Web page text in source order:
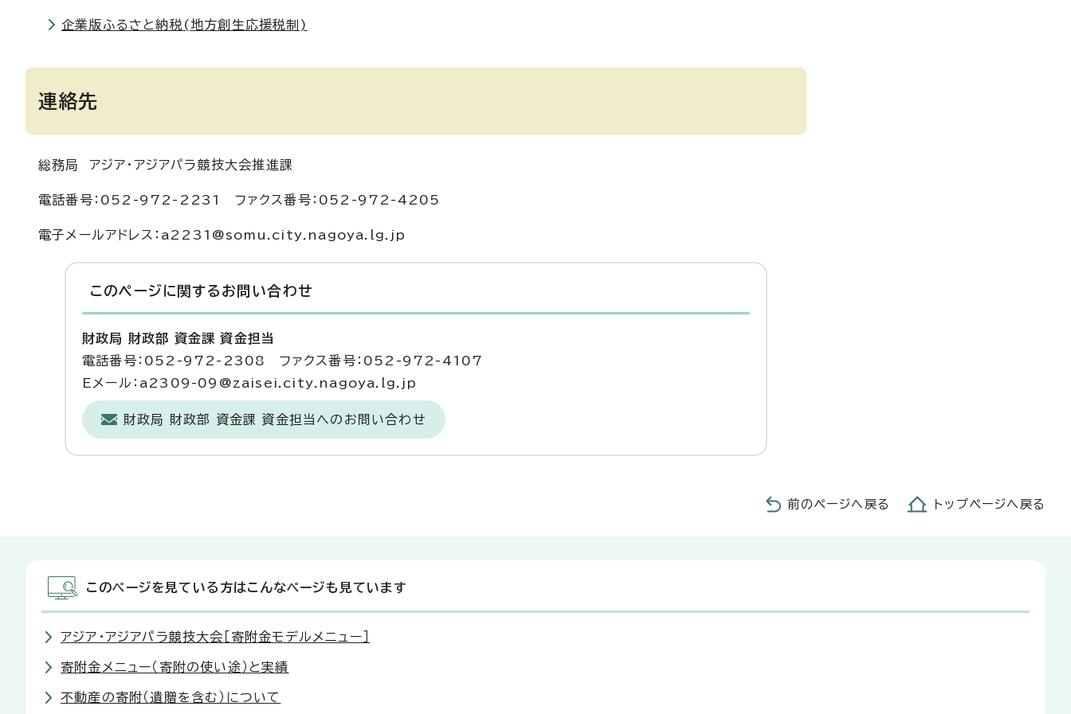
企業版ふるさと納税(地方創生応援税制)
連絡先
総務局 アジア・アジアパラ競技大会推進課
電話番号：052-972-2231 ファクス番号：052-972-4205
電子メールアドレス：a2231@somu.city.nagoya.lg.jp
このページに関する お問い合わせ
財政局 財政部 資金課 資金担当
電話番号：052-972-2308 ファクス番号：052-972-4107
Eメール：a2309-09@zaisei.city.nagoya.lg.jp
財政局 財政部 資金課 資金担当へのお問い合わせ
前のページへ戻る トップページへ戻る
このページを見ている方はこんなページも見ています
アジア・アジアパラ競技大会［寄附金モデルメニュー］
寄附金メニュー（寄附の使い途）と実績
不動産の寄附（遺贈を含む）について